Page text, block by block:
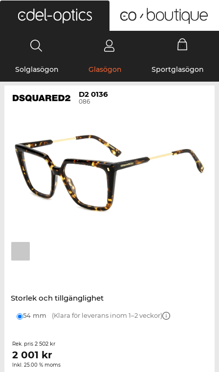
Solglasögon Glasögon Sportglasögon
D2 0136
086
Storlek och tillgänglighet
54 mm (Klara för leverans inom 1–2 veckor)
Rek. pris 2 502 kr
2 001 kr
Inkl. 25.00 % moms